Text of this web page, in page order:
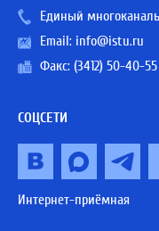
Единый
Email: info@istu.ru
Факс: (3412) 50-40-55
СОЦСЕТИ
Интернет-приёмная